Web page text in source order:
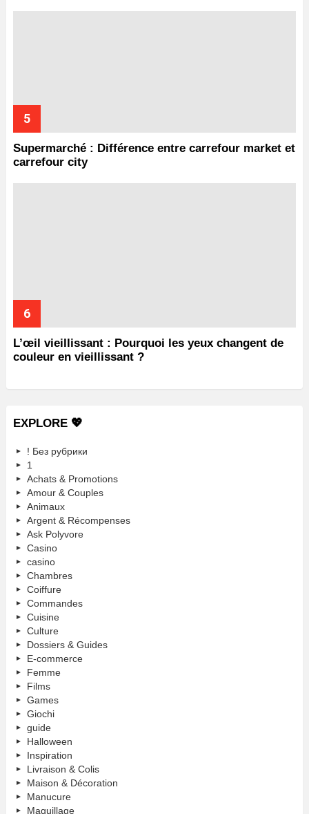
Supermarché : Différence entre carrefour market et
carrefour city
L’œil vieillissant : Pourquoi les yeux changent de
couleur en vieillissant ?
EXPLORE 💖
! Без рубрики
1
Achats & Promotions
Amour & Couples
Animaux
Argent & Récompenses
Ask Polyvore
Casino
casino
Chambres
Coiffure
Commandes
Cuisine
Culture
Dossiers & Guides
E-commerce
Femme
Films
Games
Giochi
guide
Halloween
Inspiration
Livraison & Colis
Maison & Décoration
Manucure
Maquillage